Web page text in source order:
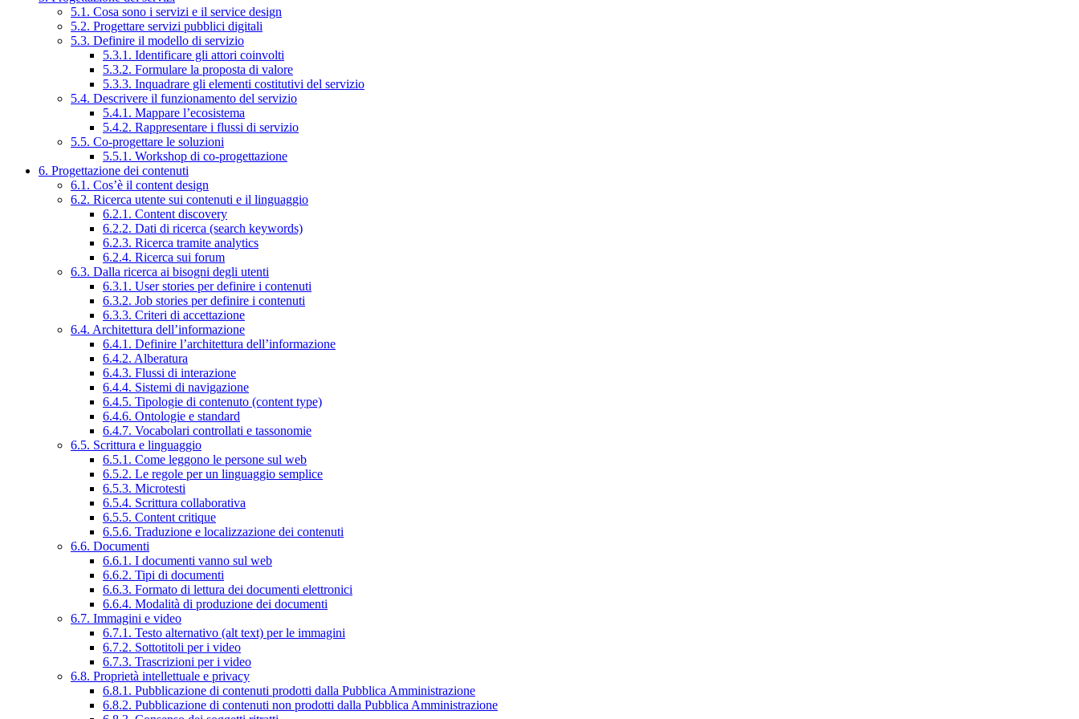
5.1. Cosa sono i servizi e il service design
5.2. Progettare servizi pubblici digitali
5.3. Definire il modello di servizio
5.3.1. Identificare gli attori coinvolti
5.3.2. Formulare la proposta di valore
5.3.3. Inquadrare gli elementi costitutivi del servizio
5.4. Descrivere il funzionamento del servizio
5.4.1. Mappare l’ecosistema
5.4.2. Rappresentare i flussi di servizio
5.5. Co-progettare le soluzioni
5.5.1. Workshop di co-progettazione
6. Progettazione dei contenuti
6.1. Cos’è il content design
6.2. Ricerca utente sui contenuti e il linguaggio
6.2.1. Content discovery
6.2.2. Dati di ricerca (search keywords)
6.2.3. Ricerca tramite analytics
6.2.4. Ricerca sui forum
6.3. Dalla ricerca ai bisogni degli utenti
6.3.1. User stories per definire i contenuti
6.3.2. Job stories per definire i contenuti
6.3.3. Criteri di accettazione
6.4. Architettura dell’informazione
6.4.1. Definire l’architettura dell’informazione
6.4.2. Alberatura
6.4.3. Flussi di interazione
6.4.4. Sistemi di navigazione
6.4.5. Tipologie di contenuto (content type)
6.4.6. Ontologie e standard
6.4.7. Vocabolari controllati e tassonomie
6.5. Scrittura e linguaggio
6.5.1. Come leggono le persone sul web
6.5.2. Le regole per un linguaggio semplice
6.5.3. Microtesti
6.5.4. Scrittura collaborativa
6.5.5. Content critique
6.5.6. Traduzione e localizzazione dei contenuti
6.6. Documenti
6.6.1. I documenti vanno sul web
6.6.2. Tipi di documenti
6.6.3. Formato di lettura dei documenti elettronici
6.6.4. Modalità di produzione dei documenti
6.7. Immagini e video
6.7.1. Testo alternativo (alt text) per le immagini
6.7.2. Sottotitoli per i video
6.7.3. Trascrizioni per i video
6.8. Proprietà intellettuale e privacy
6.8.1. Pubblicazione di contenuti prodotti dalla Pubblica Amministrazione
6.8.2. Pubblicazione di contenuti non prodotti dalla Pubblica Amministrazione